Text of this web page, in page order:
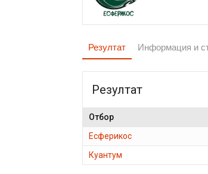
Резултат Информация и
Резултат
Отбор
Есферикос
Куантум